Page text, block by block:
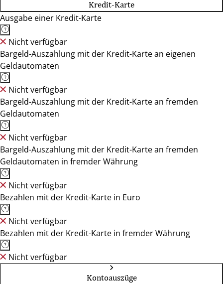
Kredit-Karte
Ausgabe einer Kredit-Karte
Nicht verfügbar
Bargeld-Auszahlung mit der Kredit-Karte an eigenen
Geldautomaten
Nicht verfügbar
Bargeld-Auszahlung mit der Kredit-Karte an fremden
Geldautomaten
Nicht verfügbar
Bargeld-Auszahlung mit der Kredit-Karte an fremden
Geldautomaten in fremder Währung
Nicht verfügbar
Bezahlen mit der Kredit-Karte in Euro
Nicht verfügbar
Bezahlen mit der Kredit-Karte in fremder Währung
Nicht verfügbar
Kontoauszüge